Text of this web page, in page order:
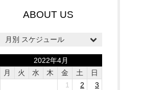
ABOUT US
月別 スケジュール
2022年4月
月
火 水 木 金 土
日
1
2
3